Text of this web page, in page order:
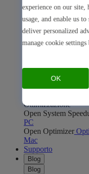
Open Safe Shopping
Open Avira
PCMac
Privacy online
Open Password
Android
Open Avira Secure
Ottimizzazione
Open System
PC
Open Optimizer
Mac
Supporto
Blog
Blog
experience on our site,
usage, and enable us
deliver personalized
manage cookie settings
OK